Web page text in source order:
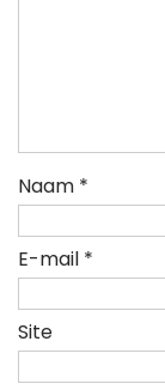
Naam *
E-mail *
Site